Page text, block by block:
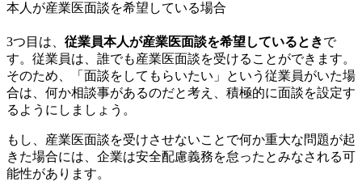
本人が産業医面談を希望している場合
3つ目は、 従業員本人が産業医面談を希望しているときで
す。従業員は、誰でも産業医面談を受けることができます。
そのため、「面談をしてもらいたい」という従業員がいた場
合は、何か相談事があるのだと考え、積極的に面談を設定す
るようにしましょう。
もし、産業医面談を受けさせないことで何か重大な問題が起
きた場合には、企業は安全配慮義務を怠ったとみなされる可
能性があります。